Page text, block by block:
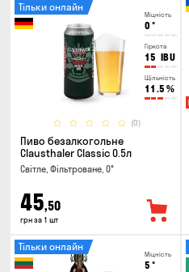
Міцність
0 °
Гіркота
15 IBU
Щільність
11.5 %
(0)
Тільки онлайн
Пиво безалкогольне
Clausthaler Classic 0.5л
Світле, Фільтроване, 0°
45,50
грн за 1 шт
Міцність
5 °
Тільки онлайн